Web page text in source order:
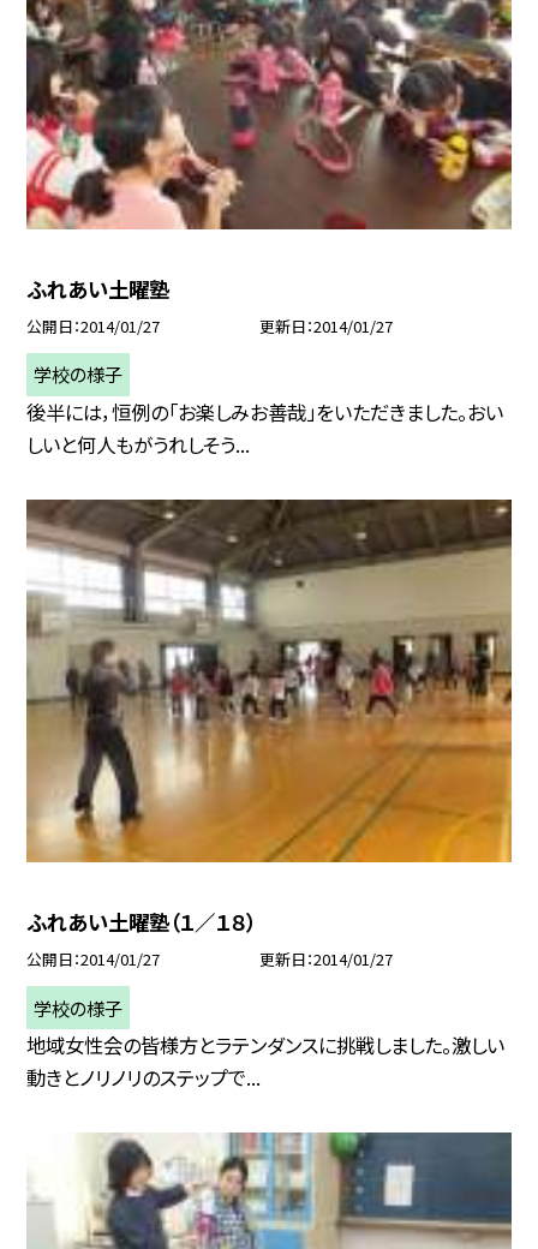
ふれあい土曜塾
公開日 2014/01/27 更新日 2014/01/27
学校の様子
後半には，恒例の「お楽しみお善哉」をいただきました。おい
しいと何人もがうれしそう...
ふれあい土曜塾（１／１８）
公開日 2014/01/27 更新日 2014/01/27
学校の様子
地域女性会の皆様方とラテンダンスに挑戦しました。激しい
動きとノリノリのステップで...